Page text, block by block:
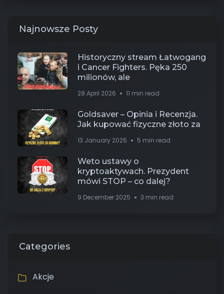
Najnowsze Posty
Historyczny stream Łatwogang
i Cancer Fighters. Pęka 250
milionów, ale
28 April 2026 11 min read
Goldsaver – Opinia i Recenzja.
Jak kupować fizyczne złoto za
13 January 2026 5 min read
Weto ustawy o
kryptoaktywach. Prezydent
mówi STOP – co dalej?
9 December 2025 3 min read
Categories
Akcje